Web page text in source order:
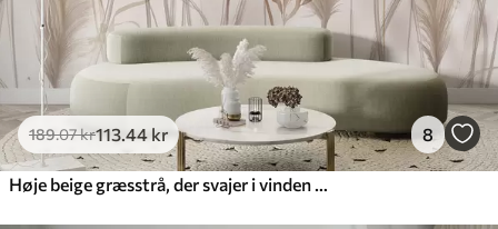
189.07kr113 .44 kr 8